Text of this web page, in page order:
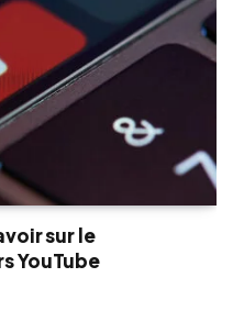
sur le
YouTube